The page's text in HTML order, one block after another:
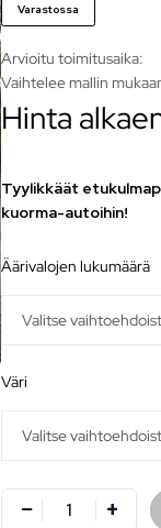
Varastossa
Arvioitu toimitusaika:
Vaihtelee mallin
Hinta
Tyylikkäät
kuorma-autoihin!
äärivalojen lukumäärä
väri